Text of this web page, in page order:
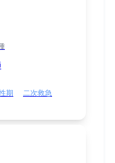
期
二次救急